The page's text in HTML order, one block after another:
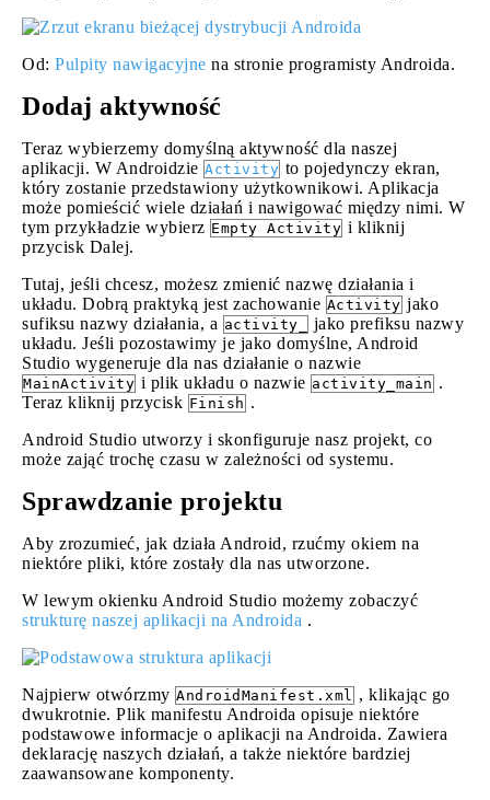
Od: Pulpity nawigacyjne na stronie programisty Androida.
Dodaj aktywność
Teraz wybierzemy domyślną aktywność dla naszej
aplikacji. W Androidzie Activity to pojedynczy ekran,
który zostanie przedstawiony użytkownikowi. Aplikacja
może pomieścić wiele działań i nawigować między nimi. W
tym przykładzie wybierz Empty Activity i kliknij
przycisk Dalej.
Tutaj, jeśli chcesz, możesz zmienić nazwę działania i
układu. Dobrą praktyką jest zachowanie Activity jako
sufiksu nazwy działania, a activity_
jako prefiksu nazwy
układu. Jeśli pozostawimy je jako domyślne, Android
Studio wygeneruje dla nas działanie o nazwie
MainActivity i plik układu o nazwie activity_main .
Teraz kliknij przycisk Finish .
Android Studio utworzy i skonfiguruje nasz projekt, co
może zająć trochę czasu w zależności od systemu.
Sprawdzanie projektu
Aby zrozumieć, jak działa Android, rzućmy okiem na
niektóre pliki, które zostały dla nas utworzone.
W lewym okienku Android Studio możemy zobaczyć
strukturę naszej aplikacji na Androida .
Najpierw otwórzmy AndroidManifest.xml , klikając go
dwukrotnie. Plik manifestu Androida opisuje niektóre
podstawowe informacje o aplikacji na Androida. Zawiera
deklarację naszych działań, a także niektóre bardziej
zaawansowane komponenty.